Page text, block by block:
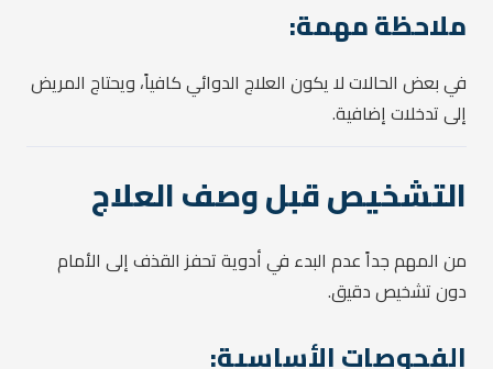
ملاحظة مهمة:
في بعض الحالات لا يكون العلاج الدوائي كافياً، ويحتاج المريض
إلى تدخلات إضافية.
التشخيص قبل وصف العلاج
من المهم جداً عدم البدء في أدوية تحفز القذف إلى الأمام
دون تشخيص دقيق.
الفحوصات الأساسية: